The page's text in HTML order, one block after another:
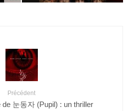
Précédent
de 눈동자 (Pupil) : un thriller